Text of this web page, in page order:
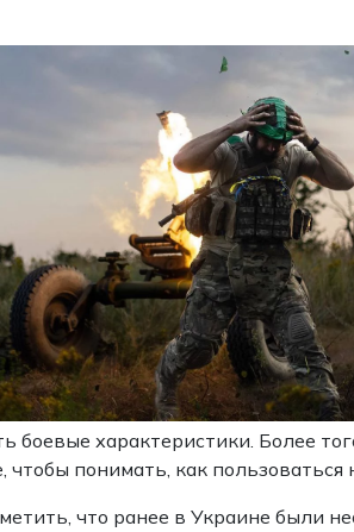
боевые характеристики. Более
чтобы понимать, как
что ранее в Украине были